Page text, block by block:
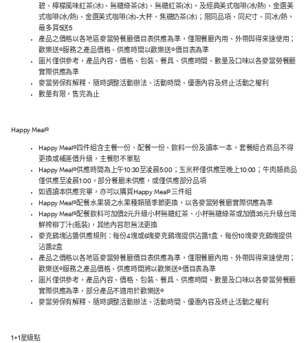
碧、檸檬風味紅茶(冰)、無糖綠茶(冰)、無糖紅茶(冰)，及經典美式咖啡(冰/熱)、金選美
式咖啡(冰/熱)、金選美式咖啡(冰)-大杯、焦糖奶茶(冰)；限同品項、同尺寸、同冰/熱，
最多買5送5
產品之價格以各地區麥當勞餐廳價目表供應為準，僅限餐廳內用、外帶與得來速使用；
歡樂送®服務之產品價格、供應時間以歡樂送®價目表為準
圖片僅供參考，產品內容、價格、包裝、餐具、供應時間、數量及口味以各麥當勞餐廳
實際供應為準
麥當勞保有解釋、隨時調整活動辦法、活動時間、優惠內容及終止活動之權利
數量有限，售完為止
Happy Meal®
Happy Meal®四件組含主餐一份、配餐一份、飲料一份及讀本一本，套餐組合商品不得
更換或補差價升級，主餐恕不單點
Happy Meal®供應時間為上午10:30至凌晨5:00；玉米杯僅供應至晚上10:00；牛肉類商品
僅供應至凌晨1:00，部分餐廳未供應，或僅供應部分品項
如遇讀本供應完畢，亦可以購買Happy Meal®三件組
Happy Meal®配餐水果袋之水果種類隨季節更換，以各麥當勞餐廳實際供應為準
Happy Meal®配餐飲料可加價2元升級小杯無糖紅茶、小杯無糖綠茶或加價35元升級台灣
鮮榨柳丁汁(瓶裝)，其他內容恕無法更換
麥克鷄塊沾醬供應規則：每份4塊或6塊麥克鷄塊提供沾醬1盒、每份10塊麥克鷄塊提供
沾醬2盒
產品之價格以各地區麥當勞餐廳價目表供應為準，僅限餐廳內用、外帶與得來速使用；
歡樂送®服務之產品價格、供應時間將以歡樂送®價目表為準
圖片僅供參考，產品內容、價格、包裝、餐具、供應時間、數量及口味以各麥當勞餐廳
實際供應為準，部分產品不適用於歡樂送®
麥當勞保有解釋、隨時調整活動辦法、活動時間、優惠內容及終止活動之權利
1+1星級點